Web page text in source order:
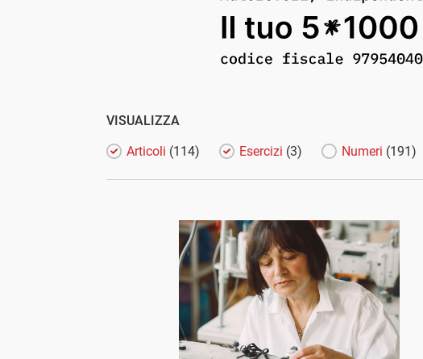
VISUALIZZA
Articoli (114) Esercizi (3) Numeri (191)